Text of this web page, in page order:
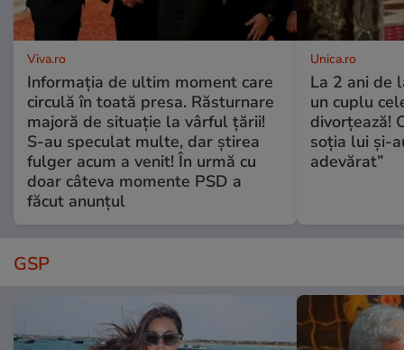
Viva.ro
Informația de ultim moment care
circulă în toată presa. Răsturnare
majoră de situație la vârful țării!
S-au speculat multe, dar știrea
fulger acum a venit! În urmă cu
doar câteva momente PSD a
făcut anunțul
Unica.ro
La 2 ani de
un cuplu
divorțează!
soția lui și-
adevărat”
GSP